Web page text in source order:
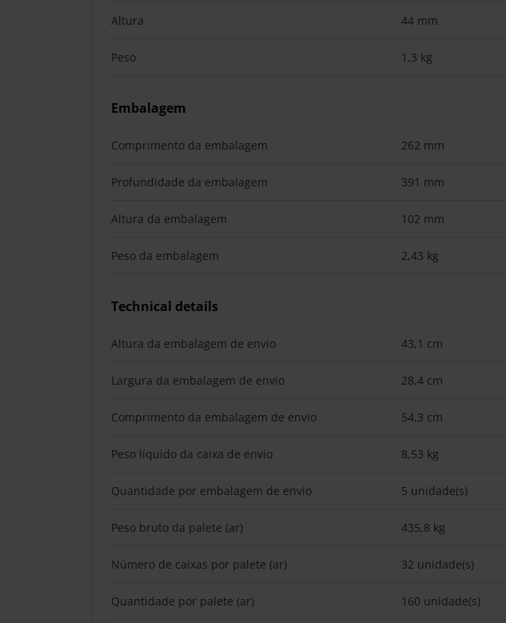
Altura 44 mm
Peso 1,3 kg
Embalagem
Comprimento da embalagem 262 mm
Profundidade da embalagem 391 mm
Altura da embalagem 102 mm
Peso da embalagem 2,43 kg
Technical details
Altura da embalagem de envio 43,1 cm
Largura da embalagem de envio 28,4 cm
Comprimento da embalagem de envio 54,3 cm
Peso líquido da caixa de envio 8,53 kg
Quantidade por embalagem de envio 5 unidade(s)
Peso bruto da palete (ar) 435,8 kg
Número de caixas por palete (ar) 32 unidade(s)
Quantidade por palete (ar) 160 unidade(s)